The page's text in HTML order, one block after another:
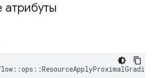
атрибуты